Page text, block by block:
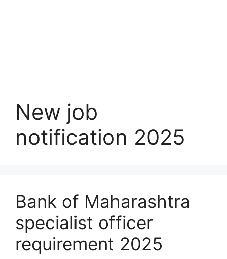
New job
notification 2025
Bank of Maharashtra
specialist officer
requirement 2025